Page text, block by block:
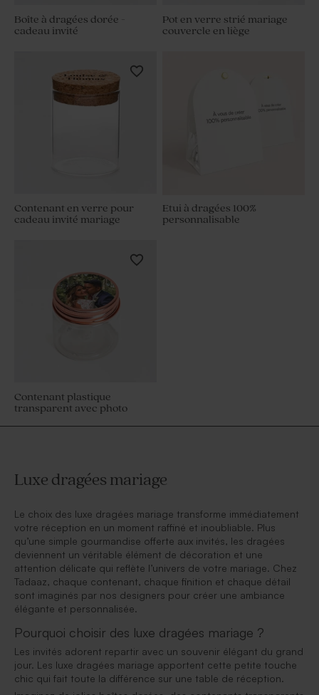
Etui à dragées 100%
personnalisable
Boîte à dragées dorée -
cadeau invité
Pot en verre strié mariage
couvercle en liège
Contenant en verre pour
cadeau invité mariage
Contenant plastique
transparent avec photo
Luxe dragées mariage
Le choix des luxe dragées mariage transforme immédiatement
votre réception en un moment raffiné et inoubliable. Plus
qu’une simple gourmandise offerte aux invités, les dragées
deviennent un véritable élément de décoration et une
attention délicate qui reflète l’univers de votre mariage. Chez
Tadaaz, chaque contenant, chaque finition et chaque détail
sont imaginés par nos designers pour créer une ambiance
élégante et personnalisée.
Pourquoi choisir des luxe dragées mariage ?
Les invités adorent repartir avec un souvenir élégant du grand
jour. Les luxe dragées mariage apportent cette petite touche
chic qui fait toute la différence sur une table de réception.